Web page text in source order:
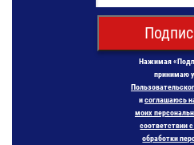
Нажимая
принимаю
исоглашаюсь
моих
соответствии
обработки